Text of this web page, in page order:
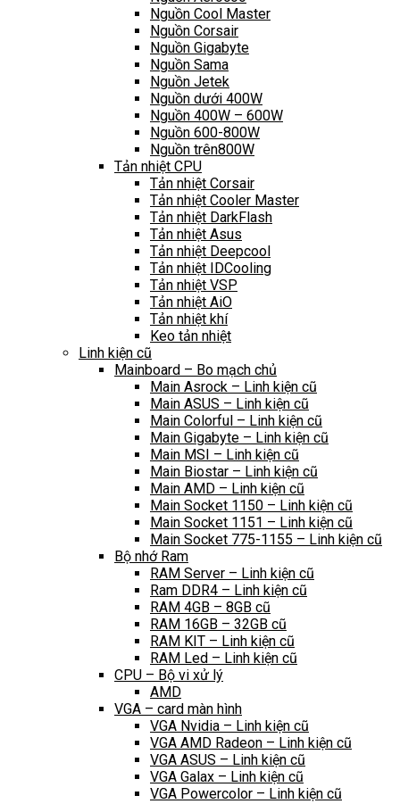
Nguồn Cool Master
Nguồn Corsair
Nguồn Gigabyte
Nguồn Sama
Nguồn Jetek
Nguồn dưới 400W
Nguồn 400W – 600W
Nguồn 600-800W
Nguồn trên800W
Tản nhiệt CPU
Tản nhiệt Corsair
Tản nhiệt Cooler Master
Tản nhiệt DarkFlash
Tản nhiệt Asus
Tản nhiệt Deepcool
Tản nhiệt IDCooling
Tản nhiệt VSP
Tản nhiệt AiO
Tản nhiệt khí
Keo tản nhiệt
Linh kiện cũ
Mainboard – Bo mạch chủ
Main Asrock – Linh kiện cũ
Main ASUS – Linh kiện cũ
Main Colorful – Linh kiện cũ
Main Gigabyte – Linh kiện cũ
Main MSI – Linh kiện cũ
Main Biostar – Linh kiện cũ
Main AMD – Linh kiện cũ
Main Socket 1150 – Linh kiện cũ
Main Socket 1151 – Linh kiện cũ
Main Socket 775-1155 – Linh kiện cũ
Bộ nhớ Ram
RAM Server – Linh kiện cũ
Ram DDR4 – Linh kiện cũ
RAM 4GB – 8GB cũ
RAM 16GB – 32GB cũ
RAM KIT – Linh kiện cũ
RAM Led – Linh kiện cũ
CPU – Bộ vi xử lý
AMD
VGA – card màn hình
VGA Nvidia – Linh kiện cũ
VGA AMD Radeon – Linh kiện cũ
VGA ASUS – Linh kiện cũ
VGA Galax – Linh kiện cũ
VGA Powercolor – Linh kiện cũ